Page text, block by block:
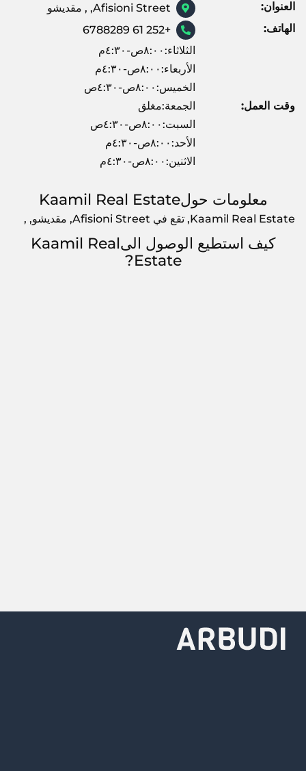
العنوان:
Afisioni Street, , مقديشو
الهاتف:
+252 61 6788289
وقت العمل:
الثلاثاء:٨:٠٠ص-٤:٣٠م
الأربعاء:٨:٠٠ص-٤:٣٠م
الخميس:٨:٠٠ص-٤:٣٠ص
الجمعة:مغلق
السبت:٨:٠٠ص-٤:٣٠ص
الأحد:٨:٠٠ص-٤:٣٠م
الاثنين:٨:٠٠ص-٤:٣٠م
معلومات حولKaamil Real Estate
Kaamil Real Estate, تقع في Afisioni Street, مقديشو, ,
كيف استطيع الوصول الىKaamil Real
Estate?